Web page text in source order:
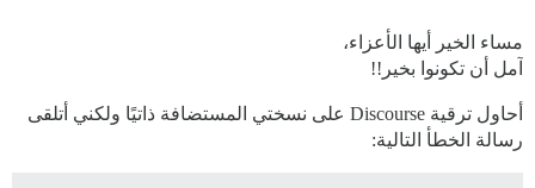
مساء الخير أيها الأعزاء،
آمل أن تكونوا بخير!!
أحاول ترقية Discourse على نسختي المستضافة ذاتيًا ولكني أتلقى
رسالة الخطأ التالية: